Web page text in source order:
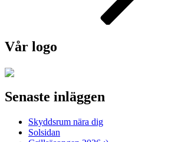
Vår logo
Senaste inläggen
Skyddsrum nära dig
Solsidan